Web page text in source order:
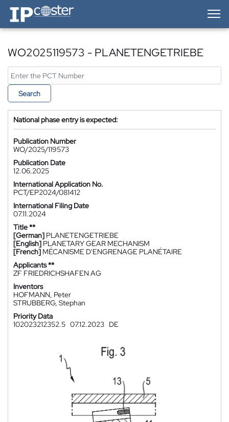
IP-Coster — Home
WO2025119573 - PLANETENGETRIEBE
Search
National phase entry is expected:
Publication Number
WO/2025/119573
Publication Date
12.06.2025
International Application No.
PCT/EP2024/081412
International Filing Date
07.11.2024
Title **
[German] PLANETENGETRIEBE
[English] PLANETARY GEAR MECHANISM
[French] MÉCANISME D'ENGRENAGE PLANÉTAIRE
Applicants **
ZF FRIEDRICHSHAFEN AG
Inventors
HOFMANN, Peter
STRUBBERG, Stephan
Priority Data
102023212352.5 07.12.2023 DE